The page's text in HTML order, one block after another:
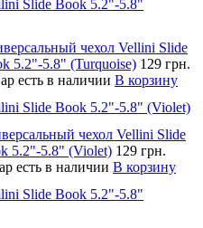
Slide Book 5.2"-5.8"
чехол Vellini Slide
5.2"-5.8" (Turquoise) 129 грн.
есть в наличии В корзину
Slide Book 5.2"-5.8" (Violet)
чехол Vellini Slide
5.2"-5.8" (Violet) 129 грн.
есть в наличии В корзину
Slide Book 5.2"-5.8"